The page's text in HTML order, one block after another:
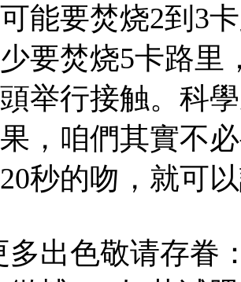
能要焚烧2到3
要焚烧5卡路里
举行接触。科
，咱們其實不
秒的吻，就可
多出色敬请存眷